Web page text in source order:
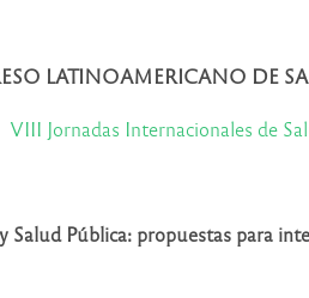
LATINOAMERICANO DE
VIII Jornadas Internacionales de
Salud Pública: propuestas para